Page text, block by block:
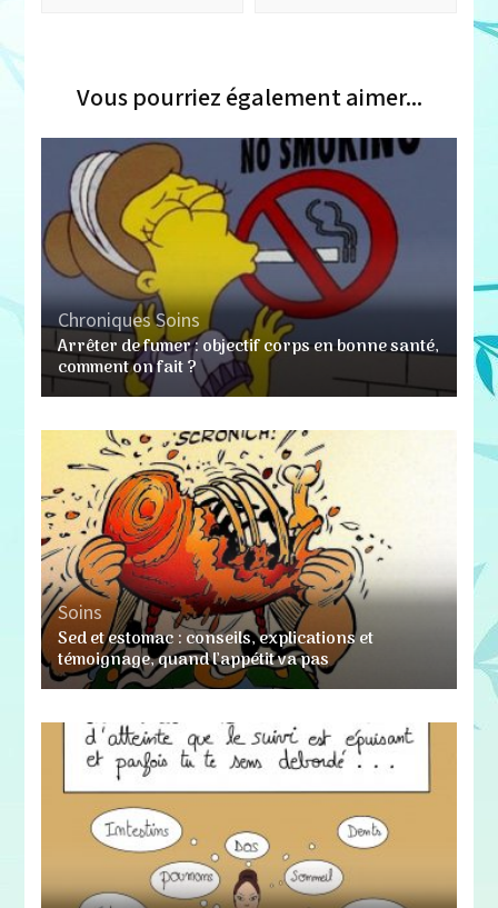
Vous pourriez également aimer...
ChroniquesSoins
Arrêter de fumer : objectif corps en bonne santé,
comment on fait ?
Soins
Sed et estomac : conseils, explications et
témoignage, quand l’appétit va pas